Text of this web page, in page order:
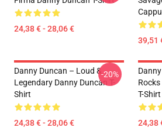
24,38 € - 28,06 €
39,51
Danny Duncan – Loud &
Legendary Danny Duncan T-
Shirt
24,38 € - 28,06 €
-20%
T-Shirt
24,38